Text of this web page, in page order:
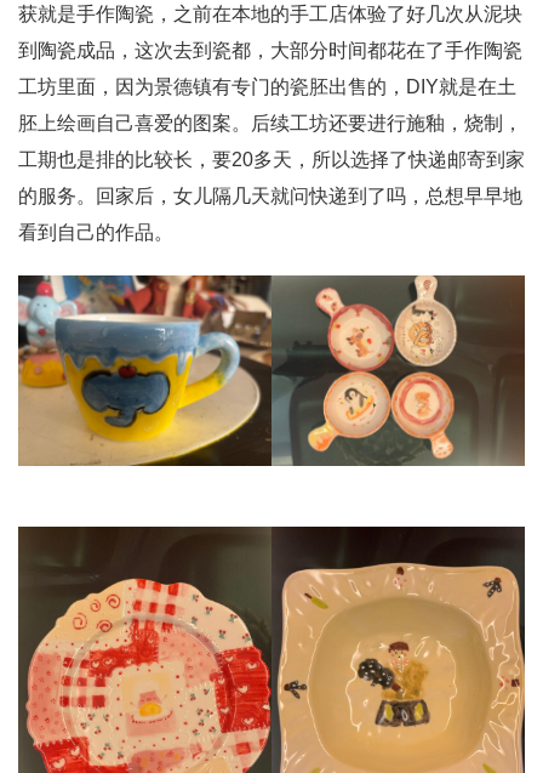
获就是手作陶瓷，之前在本地的手工店体验了好几次从泥块
到陶瓷成品，这次去到瓷都，大部分时间都花在了手作陶瓷
工坊里面，因为景德镇有专门的瓷胚出售的，DIY就是在土
胚上绘画自己喜爱的图案。后续工坊还要进行施釉，烧制，
工期也是排的比较长，要20多天，所以选择了快递邮寄到家
的服务。回家后，女儿隔几天就问快递到了吗，总想早早地
看到自己的作品。